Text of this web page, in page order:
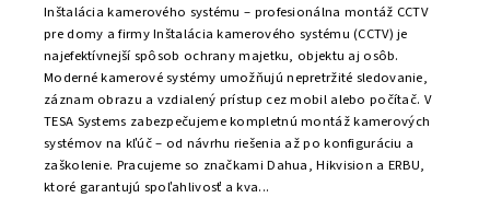
Inštalácia kamerového systému – profesionálna montáž CCTV
pre domy a firmy Inštalácia kamerového systému (CCTV) je
najefektívnejší spôsob ochrany majetku, objektu aj osôb.
Moderné kamerové systémy umožňujú nepretržité sledovanie,
záznam obrazu a vzdialený prístup cez mobil alebo počítač. V
TESA Systems zabezpečujeme kompletnú montáž kamerových
systémov na kľúč – od návrhu riešenia až po konfiguráciu a
zaškolenie. Pracujeme so značkami Dahua, Hikvision a ERBU,
ktoré garantujú spoľahlivosť a kva...